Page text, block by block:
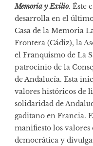
Memoria y Exilio. Éste
desarrolla en el
Casa de la Memoria
Frontera (Cádiz), la
el Franquismo de La
patrocinio de la
de Andalucía. Esta
valores históricos de
solidaridad de
gaditano en Francia.
manifiesto los valores
democrática y